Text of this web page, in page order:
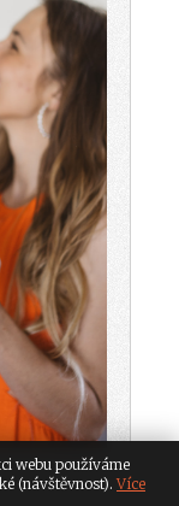
webu používáme
(návštěvnost).Více